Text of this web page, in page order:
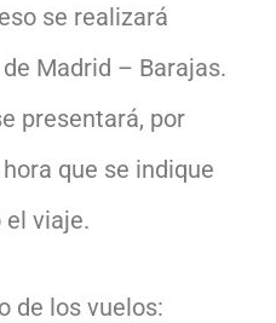
se realizará
Madrid – Barajas.
presentará, por
que se indique
viaje.
de los vuelos: